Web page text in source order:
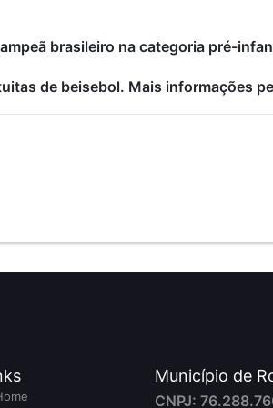
brasileiro na categoria pré-
de beisebol. Mais informações
Município de
CNPJ: